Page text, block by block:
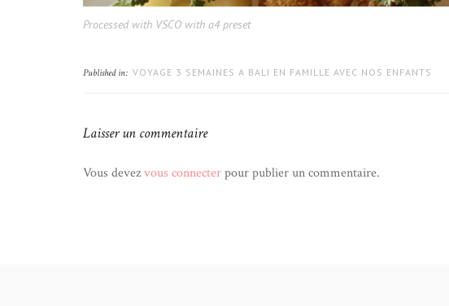
Processed with VSCO with a4 preset
Published in: VOYAGE 3 SEMAINES A BALI EN FAMILLE AVEC NOS ENFANTS
Laisser un commentaire
Vous devezvous connecterpour publier un commentaire.